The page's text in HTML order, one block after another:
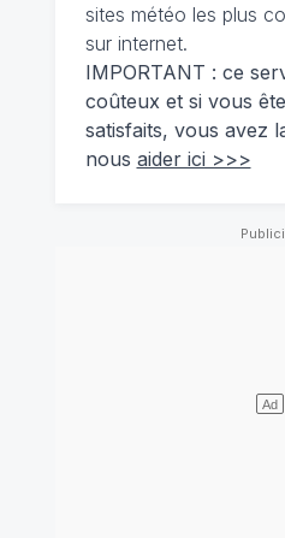
sites météo les plus
sur internet.
IMPORTANT : ce
coûteux et si vous
satisfaits, vous avez
nous aider ici >>>